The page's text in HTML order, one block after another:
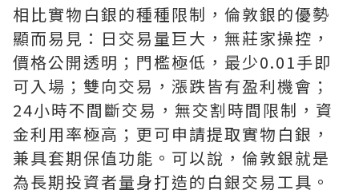
相比實物白銀的種種限制，倫敦銀的優勢
顯而易見：日交易量巨大，無莊家操控，
價格公開透明；門檻極低，最少0.01手即
可入場；雙向交易，漲跌皆有盈利機會；
24小時不間斷交易，無交割時間限制，資
金利用率極高；更可申請提取實物白銀，
兼具套期保值功能。可以說，倫敦銀就是
為長期投資者量身打造的白銀交易工具。